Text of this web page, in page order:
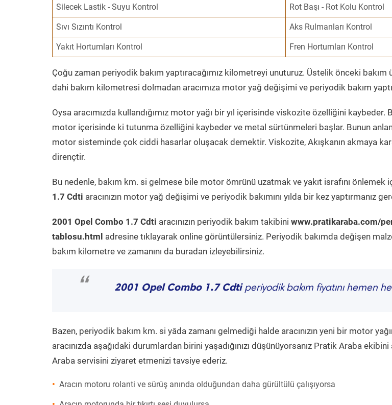
Silecek Lastik - Suyu Kontrol Rot Başı - Rot Kolu Kontrol
Sıvı Sızıntı Kontrol Aks Rulmanları Kontrol
Yakıt Hortumları Kontrol Fren Hortumları Kontrol
Çoğu zaman periyodik bakım yaptıracağımız kilometreyi unuturuz. Üstelik önceki bakım
dahi bakım kilometresi dolmadan aracımıza motor yağ değişimi ve periyodik bakım
Oysa aracımızda kullandığımız motor yağı bir yıl içerisinde viskozite özelliğini
motor içerisinde ki tutunma özelliğini kaybeder ve metal sürtünmeleri başlar. Bunun
motor sisteminde çok ciddi hasarlar oluşacak demektir. Viskozite, Akışkanın akmaya
dirençtir.
Bu nedenle, bakım km. si gelmese bile motor ömrünü uzatmak ve yakıt israfını önlemek
1.7 Cdti aracınızın motor yağ değişimi ve periyodik bakımını yılda bir kez yaptırmanız
2001 Opel Combo 1.7 Cdti aracınızın periyodik bakım takibini www.pratikaraba.com/
tablosu.html adresine tıklayarak online görüntülersiniz. Periyodik bakımda değişen
bakım kilometre ve zamanını da buradan izleyebilirsiniz.
“ 2001 Opel Combo 1.7 Cdtiperiyodik bakım fiyatını hemen
Bazen, periyodik bakım km. si yâda zamanı gelmediği halde aracınızın yeni bir motor
aracınızda aşağıdaki durumlardan birini yaşadığınızı düşünüyorsanız Pratik Araba
Araba servisini ziyaret etmenizi tavsiye ederiz.
Aracın motoru rolanti ve sürüş anında olduğundan daha gürültülü çalışıyorsa